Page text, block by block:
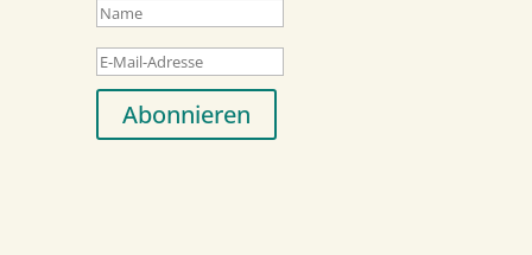
Abonnieren